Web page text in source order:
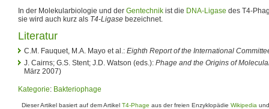
In der Molekularbiologie und der Gentechnik ist die DNA-Ligase des T4-
sie wird auch kurz als T4-Ligase bezeichnet.
Literatur
C.M. Fauquet, M.A. Mayo et al.: Eighth Report of the International
J. Cairns; G.S. Stent; J.D. Watson (eds.): Phage and the Origins of
März 2007)
Kategorie: Bakteriophage
Dieser Artikel basiert auf dem Artikel T4-Phage aus der freien Enzyklopädie Wikipedia